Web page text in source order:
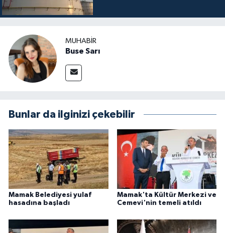
MUHABIR
Buse Sarı
Bunlar da ilginizi çekebilir
Mamak Belediyesi yulaf
hasadına başladı
Mamak'ta Kültür Merkezi ve
Cemevi'nin temeli atıldı